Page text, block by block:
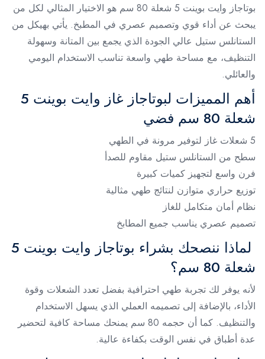
بوتاجاز وايت بوينت 5 شعلة 80 سم هو الاختيار المثالي لكل من
يبحث عن أداء قوي وتصميم عصري في المطبخ. يأتي بهيكل من
الستانلس ستيل عالي الجودة الذي يجمع بين المتانة وسهولة
التنظيف، مع مساحة طهي واسعة تناسب الاستخدام اليومي
والعائلي.
أهم المميزات لبوتاجاز غاز وايت بوينت 5
شعلة 80 سم فضي
5 شعلات غاز لتوفير مرونة في الطهي
سطح من الستانلس ستيل مقاوم للصدأ
فرن واسع لتجهيز كميات كبيرة
توزيع حراري متوازن لنتائج طهي مثالية
نظام أمان متكامل للغاز
تصميم عصري يناسب جميع المطابخ
لماذا ننصحك بشراء بوتاجاز وايت بوينت 5
شعلة 80 سم؟
لأنه يوفر لك تجربة طهي احترافية بفضل تعدد الشعلات وقوة
الأداء، بالإضافة إلى تصميمه العملي الذي يسهل الاستخدام
والتنظيف. كما أن حجمه 80 سم يمنحك مساحة كافية لتحضير
عدة أطباق في نفس الوقت بكفاءة عالية.